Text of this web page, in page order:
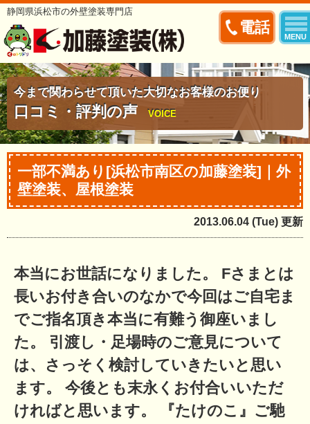
電話
MENU
静岡県浜松市の外壁塗装専門店
今まで関わらせて頂いた大切なお客様のお便り
口コミ・評判の声 VOICE
一部不満あり[浜松市南区の加藤塗装]｜外
壁塗装、屋根塗装
2013.06.04 (Tue) 更新
本当にお世話になりました。 Fさまとは
長いお付き合いのなかで今回はご自宅ま
でご指名頂き本当に有難う御座いまし
た。 引渡し・足場時のご意見について
は、さっそく検討していきたいと思い
ます。 今後とも末永くお付合いいただ
ければと思います。 『たけのこ』ご馳